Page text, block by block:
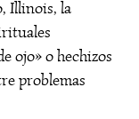
Illinois, la
ojo» o hechizos
problemas